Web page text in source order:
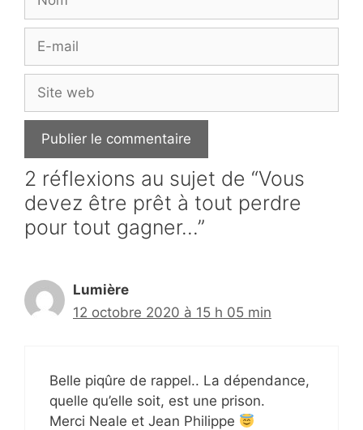
Site
web
2 réflexions au sujet de “Vous
devez être prêt à tout perdre
pour tout gagner…”
Lumière
12 octobre 2020 à 15 h 05 min
Belle piqûre de rappel.. La dépendance,
quelle qu’elle soit, est une prison.
Merci Neale et Jean Philippe